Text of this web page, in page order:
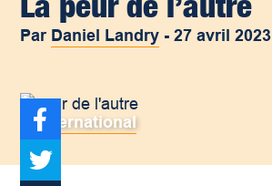
Par Daniel Landry -27 avril 2023
International